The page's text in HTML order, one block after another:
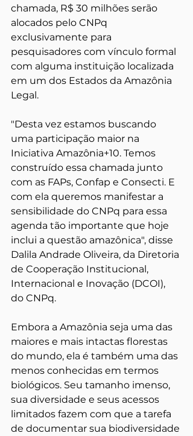
chamada, R$ 30 milhões serão
alocados pelo CNPq
exclusivamente para
pesquisadores com vínculo formal
com alguma instituição localizada
em um dos Estados da Amazônia
Legal.
"Desta vez estamos buscando
uma participação maior na
Iniciativa Amazônia+10. Temos
construído essa chamada junto
com as FAPs, Confap e Consecti. E
com ela queremos manifestar a
sensibilidade do CNPq para essa
agenda tão importante que hoje
inclui a questão amazônica", disse
Dalila Andrade Oliveira, da Diretoria
de Cooperação Institucional,
Internacional e Inovação (DCOI),
do CNPq.
Embora a Amazônia seja uma das
maiores e mais intactas florestas
do mundo, ela é também uma das
menos conhecidas em termos
biológicos. Seu tamanho imenso,
sua diversidade e seus acessos
limitados fazem com que a tarefa
de documentar sua biodiversidade